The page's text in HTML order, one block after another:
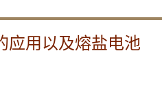
应用以及熔盐电池